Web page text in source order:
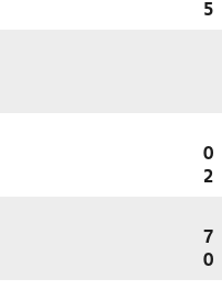
5
0
2
7
0